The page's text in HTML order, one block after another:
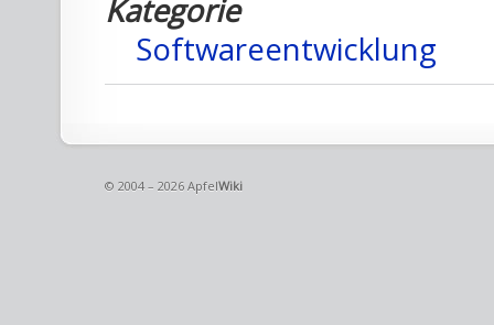
Kategorie
Softwareentwicklung
© 2004 – 2026 ApfelWiki